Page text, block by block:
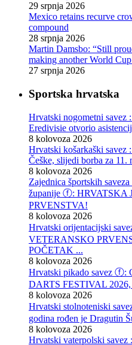
29 srpnja 2026
Mexico retains recurve
compound
28 srpnja 2026
Martin Damsbo: “Still
making another World
27 srpnja 2026
Sportska hrvatska
Hrvatski nogometni savez
Eredivisie otvorio
8 kolovoza 2026
Hrvatski košarkaški savez
Češke, slijedi borba za
8 kolovoza 2026
Zajednica športskih
županije ⓕ: HRVATSKA
PRVENSTVA!
8 kolovoza 2026
Hrvatski orijentacijski
VETERANSKO
POČETAK ...
8 kolovoza 2026
Hrvatski pikado savez
DARTS FESTIVAL 2026,
8 kolovoza 2026
Hrvatski stolnoteniski
godina rođen je Dragutin
8 kolovoza 2026
Hrvatski vaterpolski